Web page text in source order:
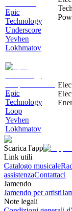
Epic
Technology
Underscore
Yevhen
Lokhmatov
Epic
Technology
Loop
Yevhen
Lokhmatov
Scarica l'app
Link utili
Catalogo musicale
assistenzaContattaci
Jamendo
Jamendo per artisti
Note legali